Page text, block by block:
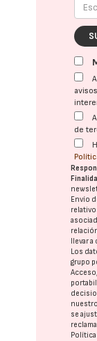
de
Envío
llevar
Los
grupo
se